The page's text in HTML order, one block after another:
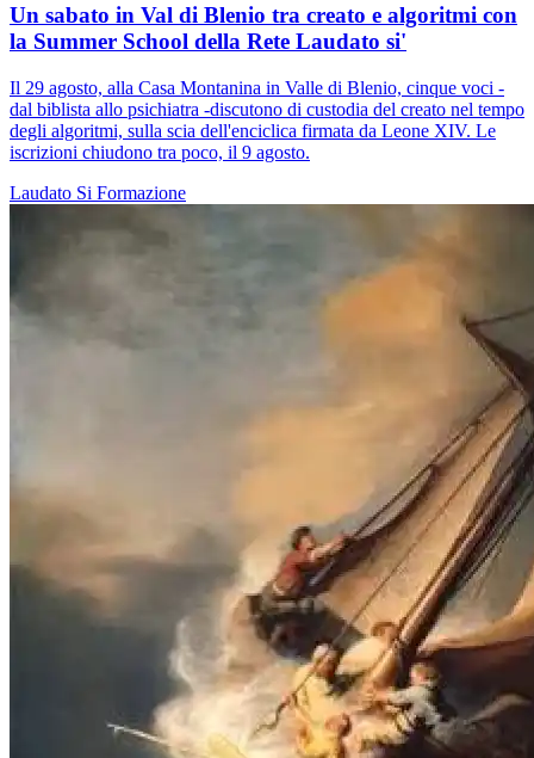
Un sabato in Val di Blenio tra creato e algoritmi con
la Summer School della Rete Laudato si'
Il 29 agosto, alla Casa Montanina in Valle di Blenio, cinque voci -
dal biblista allo psichiatra -discutono di custodia del creato nel tempo
degli algoritmi, sulla scia dell'enciclica firmata da Leone XIV. Le
iscrizioni chiudono tra poco, il 9 agosto.
Laudato Si Formazione